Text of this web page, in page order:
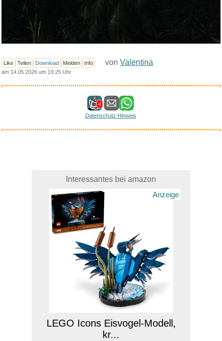
Like Teilen Download Melden Info von Valentina
am 14.05.2026 um 19:25 Uhr
4
Datenschutz Hinweis
Interessantes bei amazon
Anzeige
LEGO Icons Eisvogel-Modell,
kr...